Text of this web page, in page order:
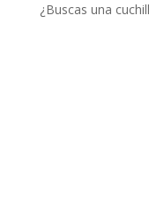
¿Buscas una